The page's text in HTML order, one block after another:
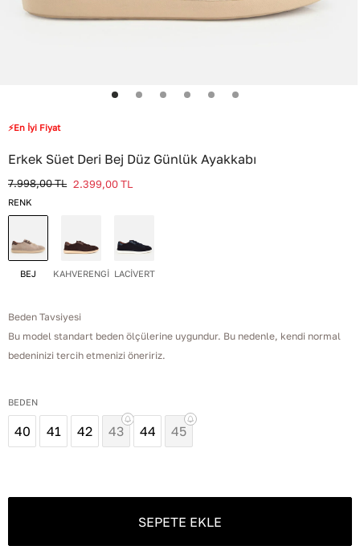
⚡En İyi Fiyat
Erkek Süet Deri Bej Düz Günlük Ayakkabı
7.998,00TL 2.399,00TL
RENK
BEJ KAHVERENGİ LACİVERT
Beden Tavsiyesi
Bu model standart beden ölçülerine uygundur. Bu nedenle, kendi normal
bedeninizi tercih etmenizi öneririz.
BEDEN
40 41 42 43 44 45
SEPETE EKLE